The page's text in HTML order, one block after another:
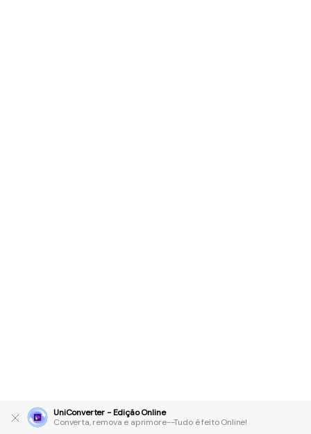
UniConverter - Edição Online
Converta, remova e aprimore--Tudo é feito Online!